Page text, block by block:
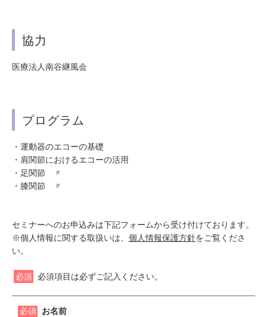
協力
医療法人南谷継風会
プログラム
・運動器のエコーの基礎
・肩関節におけるエコーの活用
・足関節 〃
・膝関節 〃
セミナーへのお申込みは下記フォームから受け付けております。
※個人情報に関する取扱いは、 個人情報保護方針をご覧くださ
い。
必須 必須項目は必ずご記入ください。
必須 お名前